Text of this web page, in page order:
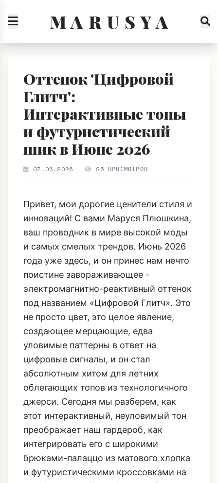
M A R U S Y A
Оттенок 'Цифровой
Глитч':
Интерактивные топы
и футуристический
шик в Июне 2026
07.06.2026 85 ПРОСМОТРОВ
Привет, мои дорогие ценители стиля и
инноваций! С вами Маруся Плюшкина,
ваш проводник в мире высокой моды
и самых смелых трендов. Июнь 2026
года уже здесь, и он принес нам нечто
поистине завораживающее -
электромагнитно-реактивный оттенок
под названием «Цифровой Глитч». Это
не просто цвет, это целое явление,
создающее мерцающие, едва
уловимые паттерны в ответ на
цифровые сигналы, и он стал
абсолютным хитом для летних
облегающих топов из технологичного
джерси. Сегодня мы разберем, как
этот интерактивный, неуловимый тон
преображает наш гардероб, как
интегрировать его с широкими
брюками-палаццо из матового хлопка
и футуристическими кроссовками на